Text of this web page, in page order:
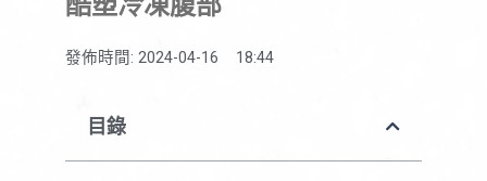
發佈時間: 2024-04-16 18:44
目錄